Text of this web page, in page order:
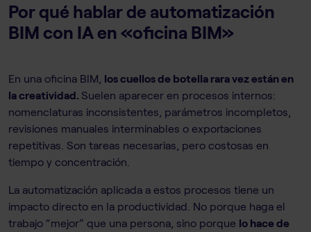
Por qué hablar de automatización
BIM con IA en «oficina BIM»
En una oficina BIM, los cuellos de botella rara vez están en
la creatividad. Suelen aparecer en procesos internos:
nomenclaturas inconsistentes, parámetros incompletos,
revisiones manuales interminables o exportaciones
repetitivas. Son tareas necesarias, pero costosas en
tiempo y concentración.
La automatización aplicada a estos procesos tiene un
impacto directo en la productividad. No porque haga el
trabajo “mejor” que una persona, sino porque lo hace de